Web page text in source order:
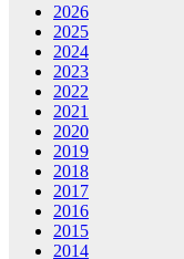
2026
2025
2024
2023
2022
2021
2020
2019
2018
2017
2016
2015
2014